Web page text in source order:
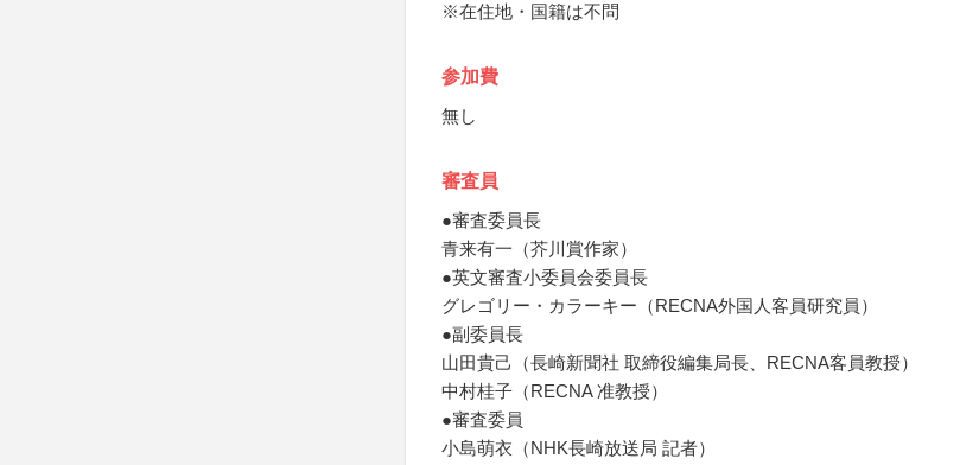
※在住地・国籍は不問
参加費
無し
審査員
●審査委員長
青来有一（芥川賞作家）
●英文審査小委員会委員長
グレゴリー・カラーキー（RECNA外国人客員研究員）
●副委員長
山田貴己（長崎新聞社 取締役編集局長、RECNA客員教授）
中村桂子（RECNA 准教授）
●審査委員
小島萌衣（NHK長崎放送局 記者）